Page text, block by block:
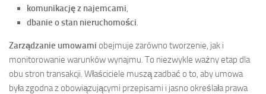
komunikację z najemcami,
dbanie o stan nieruchomości.
Zarządzanie umowami obejmuje zarówno tworzenie, jak i
monitorowanie warunków wynajmu. To niezwykle ważny etap dla
obu stron transakcji. Właściciele muszą zadbać o to, aby umowa
była zgodna z obowiązującymi przepisami i jasno określała prawa